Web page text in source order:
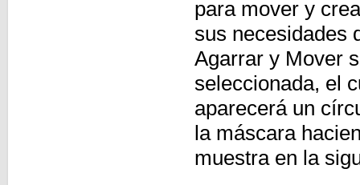
para mover y
sus necesidades
Agarrar y Mover
seleccionada, el
aparecerá un
la máscara
muestra en la